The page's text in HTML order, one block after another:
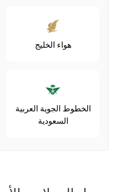
هواء الخليج
الخطوط الجوية العربية
السعودية